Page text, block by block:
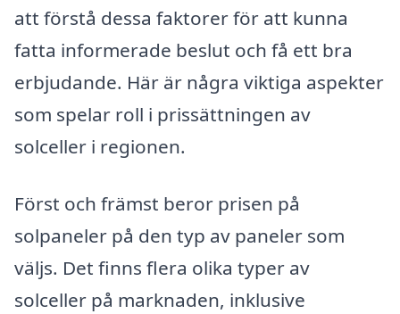
att förstå dessa faktorer för att kunna
fatta informerade beslut och få ett bra
erbjudande. Här är några viktiga aspekter
som spelar roll i prissättningen av
solceller i regionen.
Först och främst beror prisen på
solpaneler på den typ av paneler som
väljs. Det finns flera olika typer av
solceller på marknaden, inklusive